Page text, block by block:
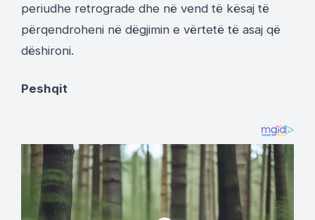
periudhe retrograde dhe në vend të kësaj të
përqendroheni në dëgjimin e vërtetë të asaj që
dëshironi.
Peshqit